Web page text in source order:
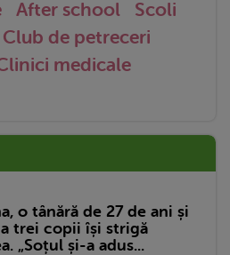
After school
Scoli
Club de petreceri
medicale
o tânără de 27 de ani și
a trei copii își strigă
„Soțul și-a adus...